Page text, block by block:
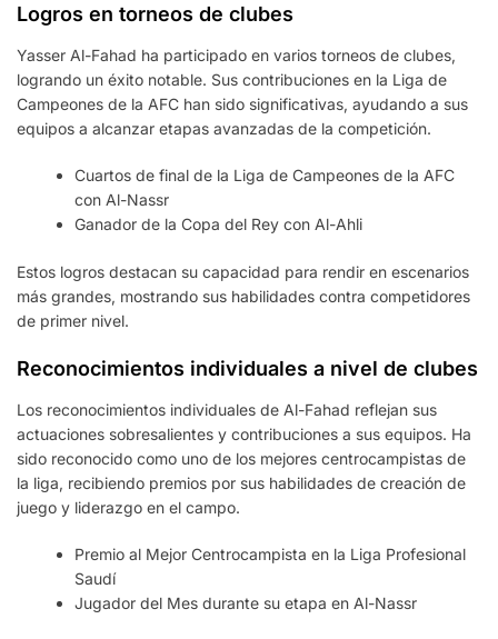
Logros en torneos de clubes
Yasser Al-Fahad ha participado en varios torneos de clubes,
logrando un éxito notable. Sus contribuciones en la Liga de
Campeones de la AFC han sido significativas, ayudando a sus
equipos a alcanzar etapas avanzadas de la competición.
Cuartos de final de la Liga de Campeones de la AFC
con Al-Nassr
Ganador de la Copa del Rey con Al-Ahli
Estos logros destacan su capacidad para rendir en escenarios
más grandes, mostrando sus habilidades contra competidores
de primer nivel.
Reconocimientos individuales a nivel de clubes
Los reconocimientos individuales de Al-Fahad reflejan sus
actuaciones sobresalientes y contribuciones a sus equipos. Ha
sido reconocido como uno de los mejores centrocampistas de
la liga, recibiendo premios por sus habilidades de creación de
juego y liderazgo en el campo.
Premio al Mejor Centrocampista en la Liga Profesional
Saudí
Jugador del Mes durante su etapa en Al-Nassr